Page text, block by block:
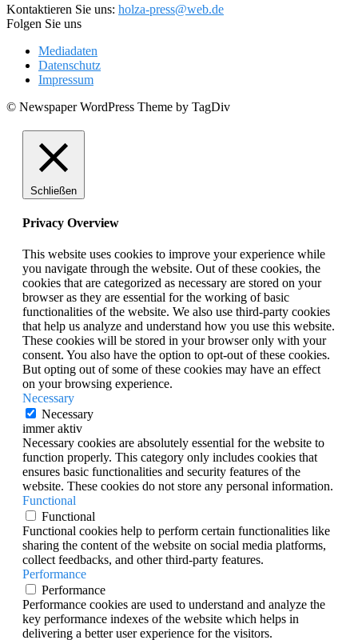
Kontaktieren Sie uns: holza-press@web.de
Folgen Sie uns
Mediadaten
Datenschutz
Impressum
© Newspaper WordPress Theme by TagDiv
Schließen
Privacy Overview
This website uses cookies to improve your experience while
you navigate through the website. Out of these cookies, the
cookies that are categorized as necessary are stored on your
browser as they are essential for the working of basic
functionalities of the website. We also use third-party cookies
that help us analyze and understand how you use this website.
These cookies will be stored in your browser only with your
consent. You also have the option to opt-out of these cookies.
But opting out of some of these cookies may have an effect
on your browsing experience.
Necessary
Necessary
immer aktiv
Necessary cookies are absolutely essential for the website to
function properly. This category only includes cookies that
ensures basic functionalities and security features of the
website. These cookies do not store any personal information.
Functional
Functional
Functional cookies help to perform certain functionalities like
sharing the content of the website on social media platforms,
collect feedbacks, and other third-party features.
Performance
Performance
Performance cookies are used to understand and analyze the
key performance indexes of the website which helps in
delivering a better user experience for the visitors.